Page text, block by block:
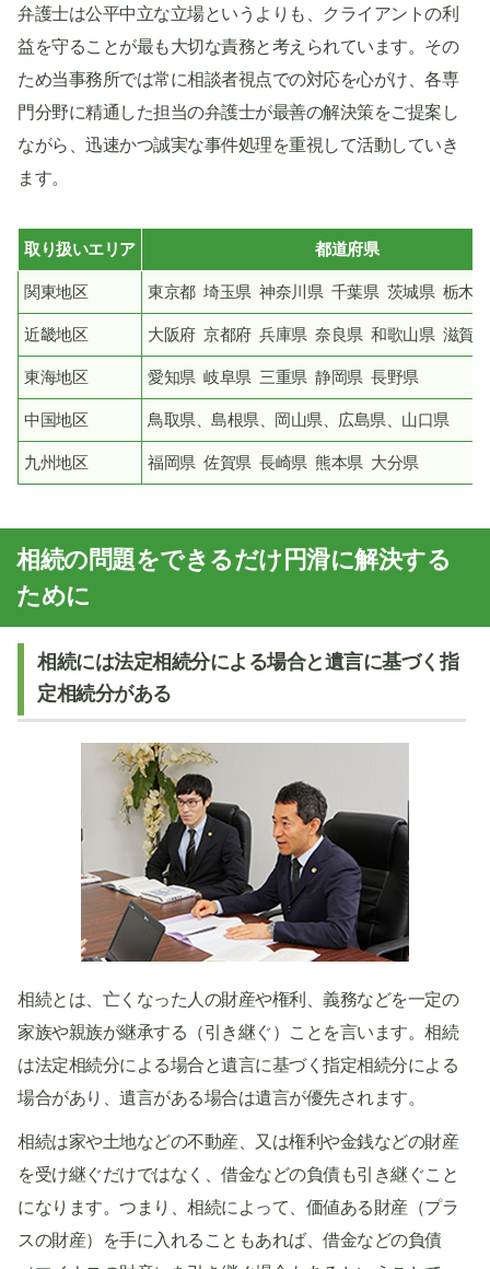
弁護士は公平中立な立場というよりも、クライアントの利
益を守ることが最も大切な責務と考えられています。その
ため当事務所では常に相談者視点での対応を心がけ、各専
門分野に精通した担当の弁護士が最善の解決策をご提案し
ながら、迅速かつ誠実な事件処理を重視して活動していき
ます。
取り扱いエリア 都道府県
関東地区 東京都 埼玉県 神奈川県 千葉県 茨城県 栃木
近畿地区 大阪府 京都府 兵庫県 奈良県 和歌山県 滋賀県
東海地区 愛知県 岐阜県 三重県 静岡県 長野県
中国地区 鳥取県、島根県、岡山県、広島県、山口県
九州地区 福岡県 佐賀県 長崎県 熊本県 大分県
相続の問題をできるだけ円滑に解決する
ために
相続には法定相続分による場合と遺言に基づく指
定相続分がある
相続とは、亡くなった人の財産や権利、義務などを一定の
家族や親族が継承する（引き継ぐ）ことを言います。相続
は法定相続分による場合と遺言に基づく指定相続分による
場合があり、遺言がある場合は遺言が優先されます。
相続は家や土地などの不動産、又は権利や金銭などの財産
を受け継ぐだけではなく、借金などの負債も引き継ぐこと
になります。つまり、相続によって、価値ある財産（プラ
スの財産）を手に入れることもあれば、借金などの負債